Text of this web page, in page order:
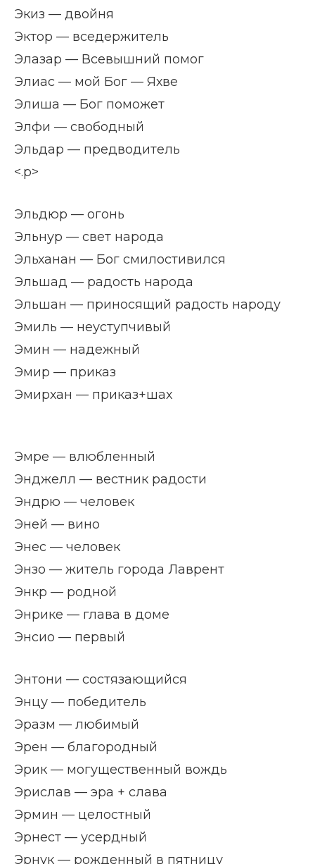
Экиз — двойня
Эктор — вседержитель
Элазар — Всевышний помог
Элиас — мой Бог — Яхве
Элиша — Бог поможет
Элфи — свободный
Эльдар — предводитель
<.p>
Эльдюр — огонь
Эльнур — свет народа
Эльханан — Бог смилостивился
Эльшад — радость народа
Эльшан — приносящий радость народу
Эмиль — неуступчивый
Эмин — надежный
Эмир — приказ
Эмирхан — приказ+шах
Эмре — влюбленный
Энджелл — вестник радости
Эндрю — человек
Эней — вино
Энес — человек
Энзо — житель города Лаврент
Энкр — родной
Энрике — глава в доме
Энсио — первый
Энтони — состязающийся
Энцу — победитель
Эразм — любимый
Эрен — благородный
Эрик — могущественный вождь
Эрислав — эра + слава
Эрмин — целостный
Эрнест — усердный
Эрнук — рожденный в пятницу